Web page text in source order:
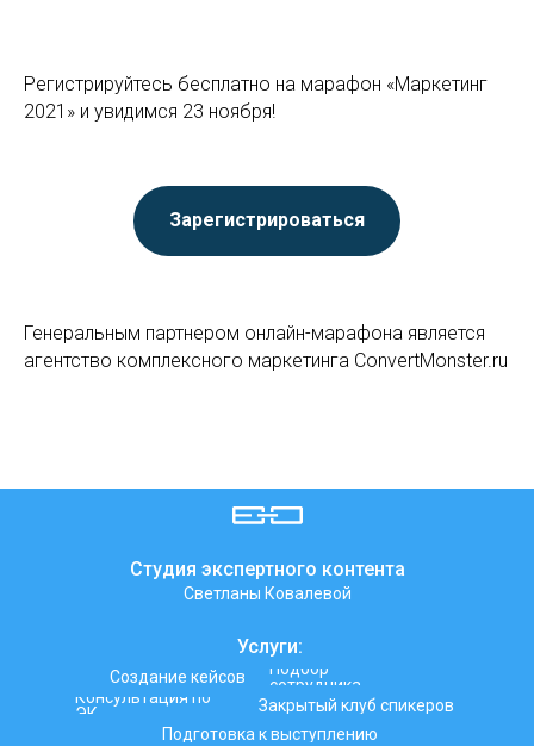
Регистрируйтесь бесплатно на марафон «Маркетинг
2021» и увидимся 23 ноября!
Зарегистрироваться
Генеральным партнером онлайн-марафона является
агентство комплексного маркетинга ConvertMonster.ru
Создание кейсов
Подбор
сотрудника
Консультация по
ЭК
Закрытый клуб спикеров
Подготовка к выступлению
Услуги:
Светланы Ковалевой
Студия экспертного контента